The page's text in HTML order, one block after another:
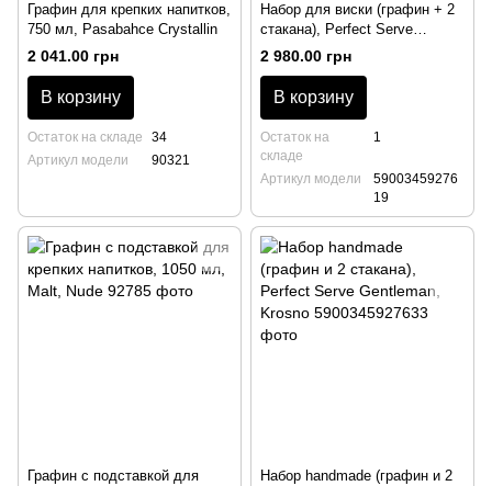
Графин для крепких напитков,
750 мл, Pasabahce Crystallin
2 041.00 грн
В корзину
Остаток на складе
34
Артикул модели
90321
Набор для виски (графин + 2
стакана), Perfect Serve
Scotland (handmade)
2 980.00 грн
В корзину
Остаток на
складе
1
Артикул модели
59003459276
19
Графин с подставкой для
Набор handmade (графин и 2